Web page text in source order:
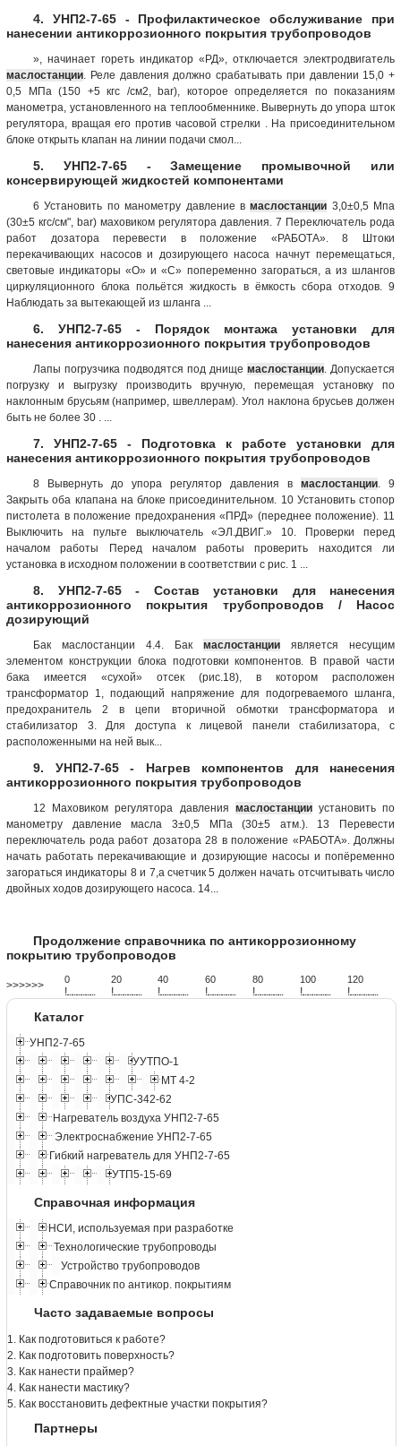
4. УНП2-7-65 - Профилактическое обслуживание при
нанесении антикоррозионного покрытия трубопроводов
», начинает гореть индикатор «РД», отключается электродвигатель
маслостанции . Реле давления должно срабатывать при давлении 15,0 +
0,5 МПа (150 +5 кгс /см2, bar), которое определяется по показаниям
манометра, установленного на теплообменнике. Вывернуть до упора шток
регулятора, вращая его против часовой стрелки . На присоединительном
блоке открыть клапан на линии подачи смол...
5. УНП2-7-65 - Замещение промывочной или
консервирующей жидкостей компонентами
6 Установить по манометру давление вмаслостанции 3,0±0,5 Мпа
(30±5 кгс/см", bar) маховиком регулятора давления. 7 Переключатель рода
работ дозатора перевести в положение «РАБОТА». 8 Штоки
перекачивающих насосов и дозирующего насоса начнут перемещаться,
световые индикаторы «О» и «С» попеременно загораться, а из шлангов
циркуляционного блока польётся жидкость в ёмкость сбора отходов. 9
Наблюдать за вытекающей из шланга ...
6. УНП2-7-65 - Порядок монтажа установки для
нанесения антикоррозионного покрытия трубопроводов
Лапы погрузчика подводятся под днище маслостанции . Допускается
погрузку и выгрузку производить вручную, перемещая установку по
наклонным брусьям (например, швеллерам). Угол наклона брусьев должен
быть не более 30 . ...
7. УНП2-7-65 - Подготовка к работе установки для
нанесения антикоррозионного покрытия трубопроводов
8 Вывернуть до упора регулятор давления в маслостанции . 9
Закрыть оба клапана на блоке присоединительном. 10 Установить стопор
пистолета в положение предохранения «ПРД» (переднее положение). 11
Выключить на пульте выключатель «ЭЛ.ДВИГ.» 10. Проверки перед
началом работы Перед началом работы проверить находится ли
установка в исходном положении в соответствии с рис. 1 ...
8. УНП2-7-65 - Состав установки для нанесения
антикоррозионного покрытия трубопроводов / Насос
дозирующий
Бак маслостанции 4.4. Бак маслостанции является несущим
элементом конструкции блока подготовки компонентов. В правой части
бака имеется «сухой» отсек (рис.18), в котором расположен
трансформатор 1, подающий напряжение для подогреваемого шланга,
предохранитель 2 в цепи вторичной обмотки трансформатора и
стабилизатор 3. Для доступа к лицевой панели стабилизатора, с
расположенными на ней вык...
9. УНП2-7-65 - Нагрев компонентов для нанесения
антикоррозионного покрытия трубопроводов
12 Маховиком регулятора давления маслостанцииустановить по
манометру давление масла 3±0,5 МПа (30±5 атм.). 13 Перевести
переключатель рода работ дозатора 28 в положение «РАБОТА». Должны
начать работать перекачивающие и дозирующие насосы и попёременно
загораться индикаторы 8 и 7,а счетчик 5 должен начать отсчитывать число
двойных ходов дозирующего насоса. 14...
Продолжение справочника по антикоррозионному
покрытию трубопроводов
>>>>>> 0
!...................
20
!...................
40
!...................
60
!...................
80
!...................
100
!...................
120
!...................
Каталог
УНП2-7-65
УУТПО-1
МТ 4-2
УПС-342-62
Нагреватель воздуха УНП2-7-65
Электроснабжение УНП2-7-65
Гибкий нагреватель для УНП2-7-65
УТП5-15-69
Справочная информация
НСИ, используемая при разработке
Технологические трубопроводы
Устройство трубопроводов
Справочник по антикор. покрытиям
Часто задаваемые вопросы
1. Как подготовиться к работе?
2. Как подготовить поверхность?
3. Как нанести праймер?
4. Как нанести мастику?
5. Как восстановить дефектные участки покрытия?
Партнеры